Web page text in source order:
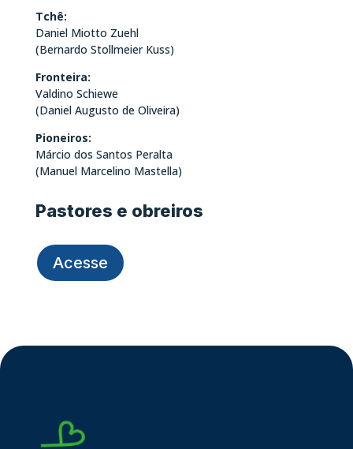
Tchê:
Daniel Miotto Zuehl
(Bernardo Stollmeier Kuss)
Fronteira:
Valdino Schiewe
(Daniel Augusto de Oliveira)
Pioneiros:
Márcio dos Santos Peralta
(Manuel Marcelino Mastella)
Pastores e obreiros
Acesse